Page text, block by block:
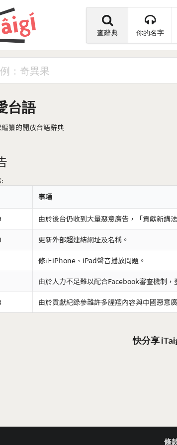
查辭典 你的名字
台語
纂的開放台語辭典
事項
由於後台仍收到大量惡意廣告，「貢獻新講
更新外部超連結網址及名稱。
修正iPhone、iPad聲音播放問題。
由於人力不足難以配合Facebook審查機制，
由於貢獻紀錄參雜許多腥羶內容與中國惡意
快分享
條